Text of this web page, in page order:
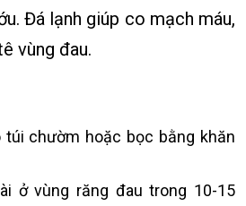
Đá lạnh giúp co mạch máu,
vùng đau.
túi chườm hoặc bọc bằng khăn
ở vùng răng đau trong 10-15